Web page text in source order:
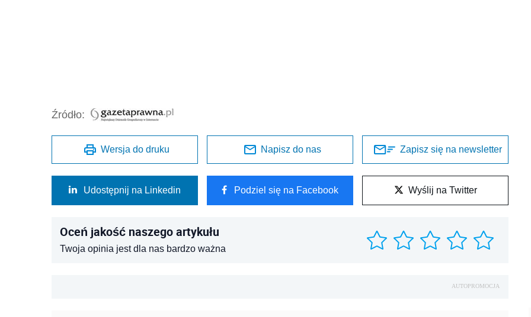
Źródło:
Wersja do druku Napisz do nas Zapisz się na newsletter
Udostępnij na Linkedin Podziel się na Facebook Wyślij na Twitter
Oceń jakość naszego artykułu
Twoja opinia jest dla nas bardzo ważna
AUTOPROMOCJA